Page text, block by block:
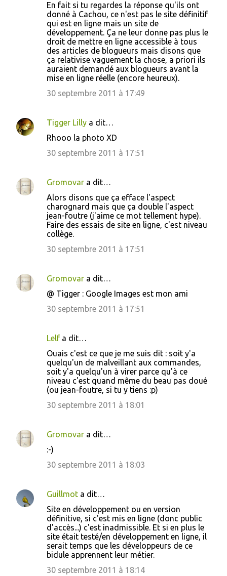
r
e
En fait si tu regardes la réponse qu'ils ont
donné à Cachou, ce n'est pas le site définitif
qui est en ligne mais un site de
développement. Ça ne leur donne pas plus le
droit de mettre en ligne accessible à tous
des articles de blogueurs mais disons que
ça relativise vaguement la chose, a priori ils
auraient demandé aux blogueurs avant la
mise en ligne réelle (encore heureux).
30 septembre 2011 à 17:49
Tigger Lilly a dit…
Rhooo la photo XD
30 septembre 2011 à 17:51
Gromovar a dit…
Alors disons que ça efface l'aspect
charognard mais que ça double l'aspect
jean-foutre (j'aime ce mot tellement hype).
Faire des essais de site en ligne, c'est niveau
collège.
30 septembre 2011 à 17:51
Gromovar a dit…
@ Tigger : Google Images est mon ami
30 septembre 2011 à 17:51
Lelf a dit…
Ouais c'est ce que je me suis dit : soit y'a
quelqu'un de malveillant aux commandes,
soit y'a quelqu'un à virer parce qu'à ce
niveau c'est quand même du beau pas doué
(ou jean-foutre, si tu y tiens :p)
30 septembre 2011 à 18:01
Gromovar a dit…
:-)
30 septembre 2011 à 18:03
Guillmot a dit…
Site en développement ou en version
définitive, si c'est mis en ligne (donc public
d'accès...) c'est inadmissible. Et si en plus le
site était testé/en développement en ligne, il
serait temps que les développeurs de ce
bidule apprennent leur métier.
30 septembre 2011 à 18:14